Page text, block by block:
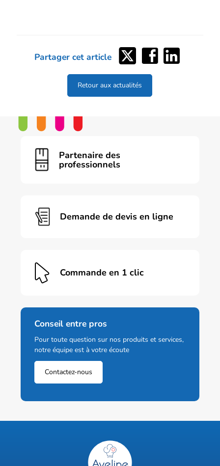
Partager cet article
Partager
sur
Twitter
Partager
sur
Facebook
Partager
sur
Retour aux actualités
Partenaire des
professionnels
Demande de devis en ligne
Commande en 1 clic
Conseil entre pros
Pour toute question sur nos produits et services,
notre équipe est à votre écoute
Contactez-nous